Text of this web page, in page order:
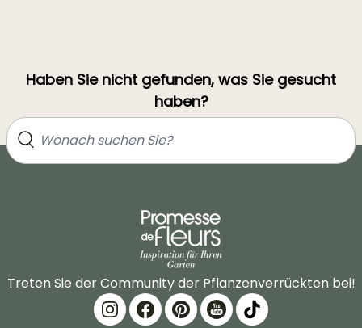
Haben Sie nicht gefunden, was Sie gesucht
haben?
Treten Sie der Community der Pflanzenverrückten bei!